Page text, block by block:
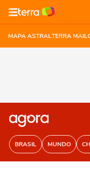
MAPA ASTRALTERRA MAIL
BRASIL MUNDO